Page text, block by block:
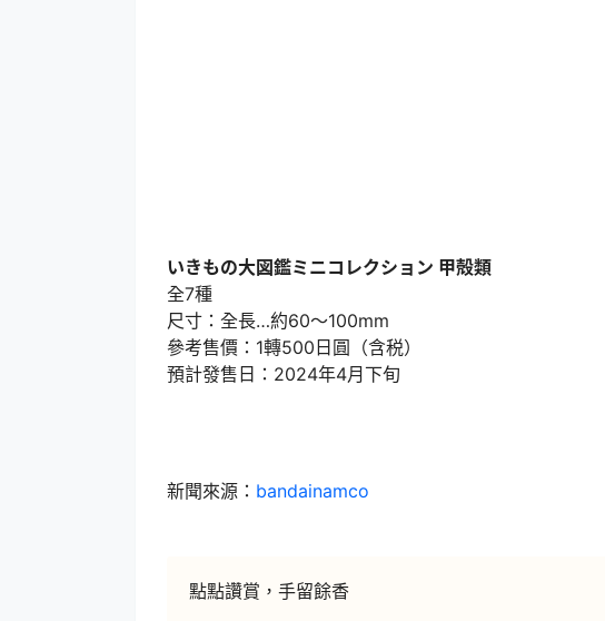
いきもの大図鑑ミニコレクション 甲殻類
全7種
尺寸：全長…約60～100mm
參考售價：1轉500日圓（含税）
預計發售日：2024年4月下旬
新聞來源： bandainamco
點點讚賞，手留餘香